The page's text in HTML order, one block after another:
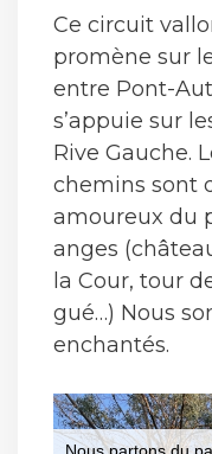
Ce circuit
promène sur
entre Pont-
s’appuie sur
Rive Gauche.
chemins sont
amoureux du
anges
la Cour, tour
gué…) Nous
enchantés.